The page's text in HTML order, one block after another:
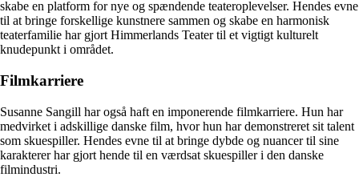
skabe en platform for nye og spændende teateroplevelser. Hendes evne
til at bringe forskellige kunstnere sammen og skabe en harmonisk
teaterfamilie har gjort Himmerlands Teater til et vigtigt kulturelt
knudepunkt i området.
Filmkarriere
Susanne Sangill har også haft en imponerende filmkarriere. Hun har
medvirket i adskillige danske film, hvor hun har demonstreret sit talent
som skuespiller. Hendes evne til at bringe dybde og nuancer til sine
karakterer har gjort hende til en værdsat skuespiller i den danske
filmindustri.